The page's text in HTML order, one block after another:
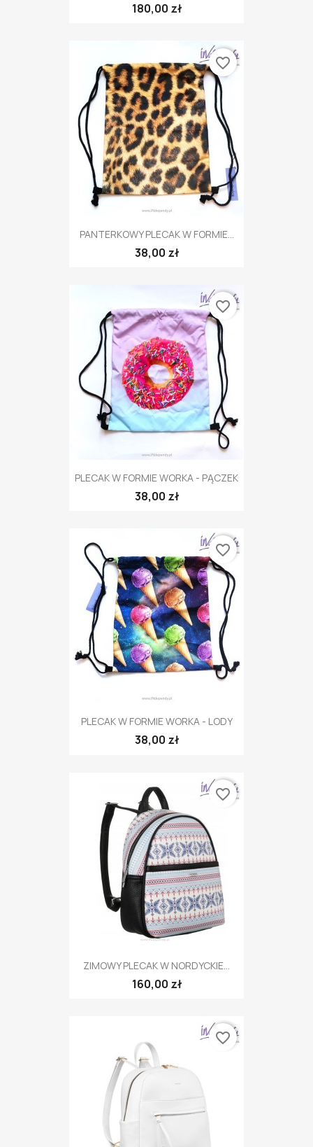
180,00 zł
PANTERKOWY PLECAK W FORMIE...
38,00 zł
favorite_border
PLECAK W FORMIE WORKA - PĄCZEK
38,00 zł
favorite_border
PLECAK W FORMIE WORKA - LODY
38,00 zł
favorite_border
ZIMOWY PLECAK W NORDYCKIE...
160,00 zł
favorite_border
favorite_border